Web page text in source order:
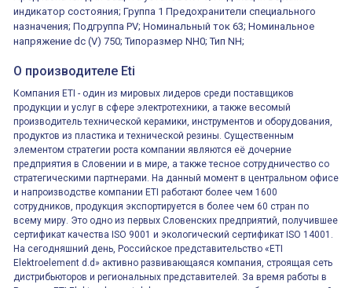
выключатель
путевой,
алюминиевый
регулируемый
ролик
800202300000С | 80 02 0 230 0000 С
800202300000С
многофункциональные
0.1cек.-10 дней, 10
функций/режимов
индикатор состояния; Группа 1 Предохранители специального
назначения; Подгруппа PV; Номинальный ток 63; Номинальное
напряжение dc (V) 750; Типоразмер NH0; Тип NH;
О производителе Eti
Компания ETI - один из мировых лидеров среди поставщиков
продукции и услуг в сфере электротехники, а также весомый
производитель технической керамики, инструментов и оборудования,
продуктов из пластика и технической резины. Существенным
элементом стратегии роста компании являются её дочерние
предприятия в Словении и в мире, а также тесное сотрудничество со
стратегическими партнерами. На данный момент в центральном офисе
и напроизводстве компании ETI работают более чем 1600
сотрудников, продукция экспортируется в более чем 60 стран по
всему миру. Это одно из первых Словенских предприятий, получившее
сертификат качества ISO 9001 и экологический сертификат ISO 14001.
На сегодняшний день, Российское представительство «ETI
Elektroelement d.d» активно развивающаяся компания, строящая сеть
дистрибьюторов и региональных представителей. За время работы в